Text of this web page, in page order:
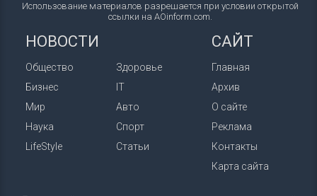
Использование материалов разрешается при условии открытой
ссылки на AOinform.com.
НОВОСТИ
Общество
Бизнес
Мир
Наука
LifeStyle
Здоровье
IT
Авто
Спорт
Статьи
САЙТ
Главная
Архив
О сайте
Реклама
Контакты
Карта сайта